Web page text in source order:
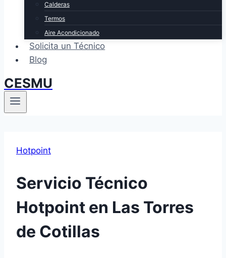
Calderas
Termos
Aire Acondicionado
Solicita un Técnico
Blog
CESMU
Hotpoint
Servicio Técnico
Hotpoint en Las Torres
de Cotillas